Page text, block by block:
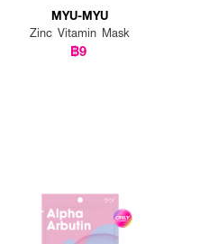
MYU-MYU
Zinc Vitamin Mask
฿9